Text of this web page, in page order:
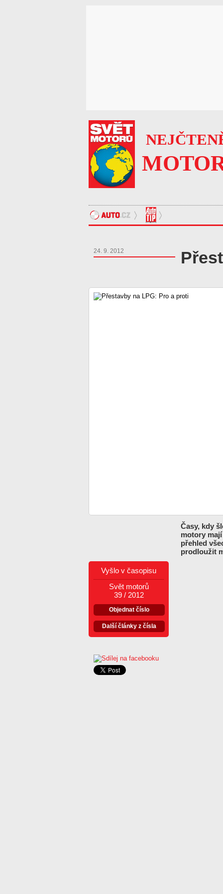
24. 9. 2012
Časy, kdy
motory
přehled
prodloužit
Vyšlo v časopisu
Svět motorů
39 / 2012
Objednat číslo
Další články z čísla